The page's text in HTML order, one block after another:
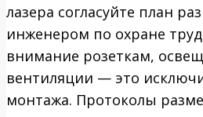
лазера согласуйте план
инженером по охране
внимание розеткам,
вентиляции — это
монтажа. Протоколы